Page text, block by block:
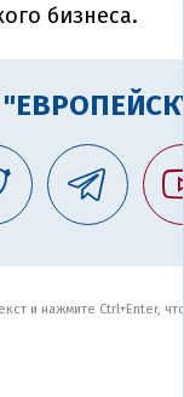
бизнеса.
и нажмите Ctrl+Enter,